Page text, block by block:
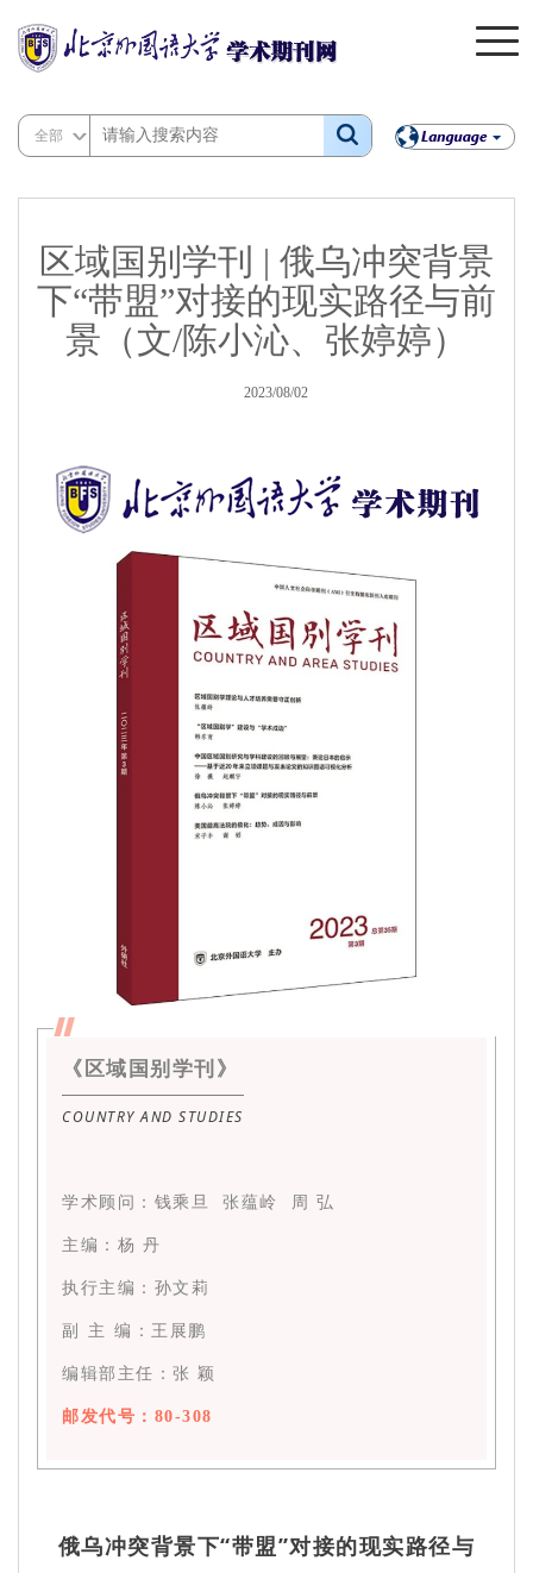
全部
区域国别学刊 | 俄乌冲突背景
下“带盟”对接的现实路径与前
景（文/陈小沁、张婷婷）
2023/08/02
《区域国别学刊》
COUNTRY AND STUDIES
学术顾问：钱乘旦 张蕴岭 周 弘
主编：杨 丹
执行主编：孙文莉
副 主 编：王展鹏
编辑部主任：张 颖
邮发代号：80-308
俄乌冲突背景下“带盟”对接的现实路径与